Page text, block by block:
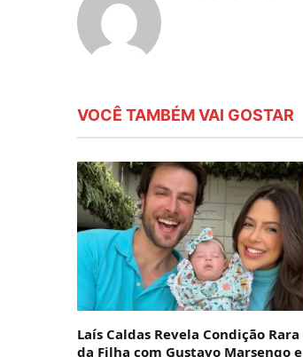
VOCÊ TAMBÉM VAI GOSTAR
Laís Caldas Revela Condição Rara
da Filha com Gustavo Marsengo e